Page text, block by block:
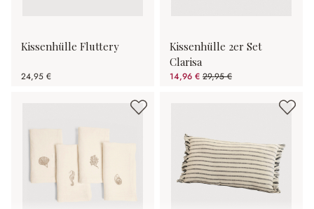
Kissenhülle Fluttery
24,95 €
Kissenhülle 2er Set
Clarisa
14,96 € 29,95 €
(50.05% gespart)